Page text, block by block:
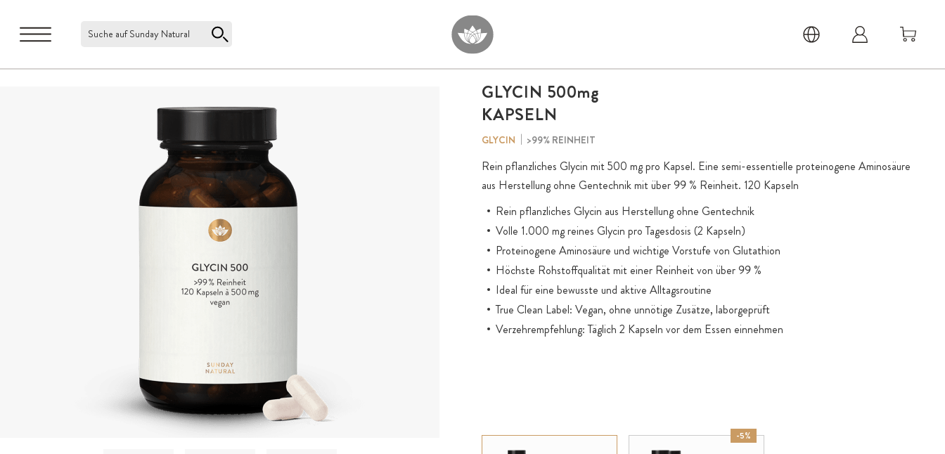
Suche auf Sunday Natural
GLYCIN 500mg
KAPSELN
GLYCIN >99% REINHEIT
Rein pflanzliches Glycin mit 500 mg pro Kapsel. Eine semi-essentielle proteinogene Aminosäure
aus Herstellung ohne Gentechnik mit über 99 % Reinheit. 120 Kapseln
Rein pflanzliches Glycin aus Herstellung ohne Gentechnik
Volle 1.000 mg reines Glycin pro Tagesdosis (2 Kapseln)
Proteinogene Aminosäure und wichtige Vorstufe von Glutathion
Höchste Rohstoffqualität mit einer Reinheit von über 99 %
Ideal für eine bewusste und aktive Alltagsroutine
True Clean Label: Vegan, ohne unnötige Zusätze, laborgeprüft
Verzehrempfehlung: Täglich 2 Kapseln vor dem Essen einnehmen
-5%